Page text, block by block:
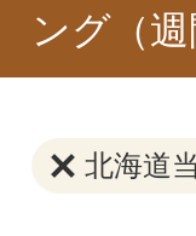
ング（週
北海道